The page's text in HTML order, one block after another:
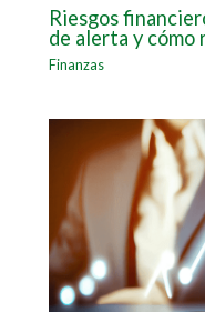
Riesgos
de alerta y cómo
Finanzas